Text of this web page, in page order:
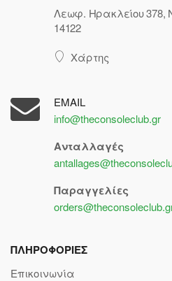
Λεωφ. Ηρακλείου 378,
14122
Χάρτης
EMAIL
info@theconsoleclub.gr
Ανταλλαγές
Παραγγελίες
ΠΛΗΡΟΦΟΡΙΕΣ
Επικοινωνία